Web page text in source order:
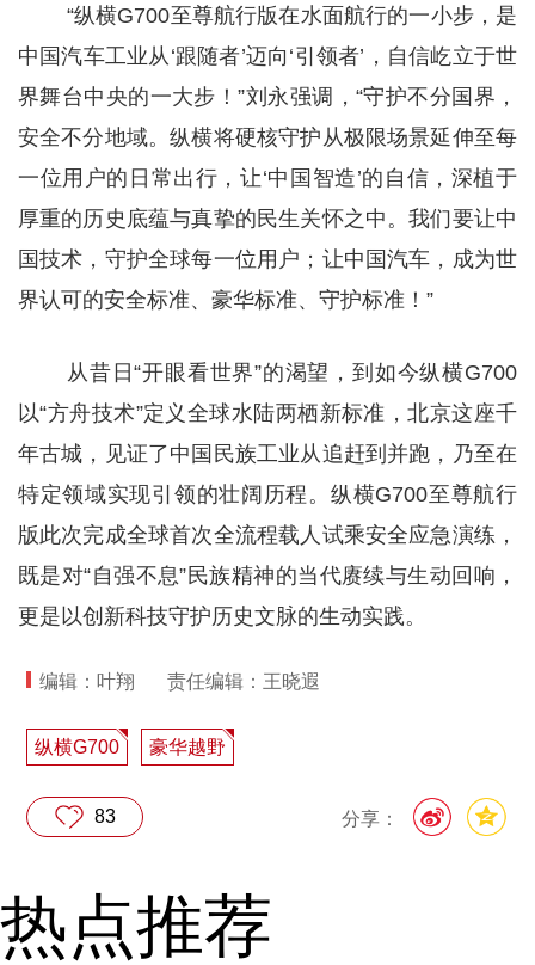
“纵横G700至尊航行版在水面航行的一小步，是
中国汽车工业从‘跟随者’迈向‘引领者’，自信屹立于世
界舞台中央的一大步！”刘永强调，“守护不分国界，
安全不分地域。纵横将硬核守护从极限场景延伸至每
一位用户的日常出行，让‘中国智造’的自信，深植于
厚重的历史底蕴与真挚的民生关怀之中。我们要让中
国技术，守护全球每一位用户；让中国汽车，成为世
界认可的安全标准、豪华标准、守护标准！”
从昔日“开眼看世界”的渴望，到如今纵横G700
以“方舟技术”定义全球水陆两栖新标准，北京这座千
年古城，见证了中国民族工业从追赶到并跑，乃至在
特定领域实现引领的壮阔历程。纵横G700至尊航行
版此次完成全球首次全流程载人试乘安全应急演练，
既是对“自强不息”民族精神的当代赓续与生动回响，
更是以创新科技守护历史文脉的生动实践。
编辑：叶翔 责任编辑：王晓遐
纵横G700 豪华越野
分享：
83
热点推荐